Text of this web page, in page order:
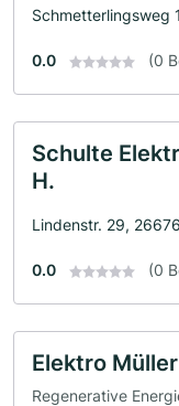
Schmetterlingsweg
0.0 (0
Schulte
H.
Lindenstr. 29,
0.0 (0
Elektro
Regenerative